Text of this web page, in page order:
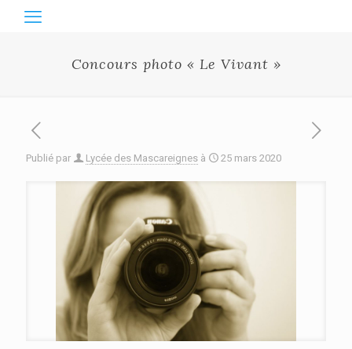
Concours photo « Le Vivant »
Publié par Lycée des Mascareignes à 25 mars 2020